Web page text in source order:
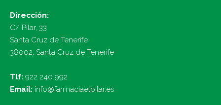
Dirección:
C/ Pilar, 33
Santa Cruz de Tenerife
38002, Santa Cruz de Tenerife
Tlf: 922 240 992
Email: info@farmaciaelpilar.es